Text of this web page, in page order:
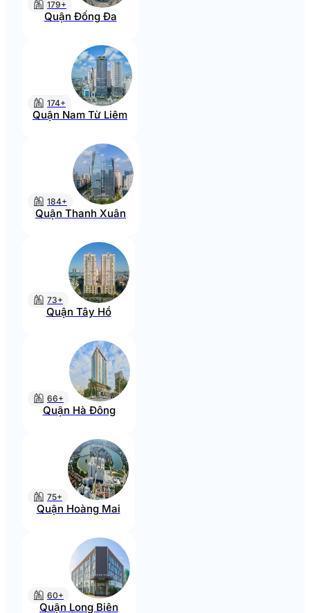
179+
Quận Đống Đa
174+
Quận Nam Từ Liêm
184+
Quận Thanh Xuân
73+
Quận Tây Hồ
66+
Quận Hà Đông
75+
Quận Hoàng Mai
60+
Quận Long Biên